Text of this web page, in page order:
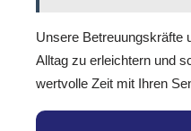
Unsere Betreuungskräfte
Alltag zu erleichtern und
wertvolle Zeit mit Ihren